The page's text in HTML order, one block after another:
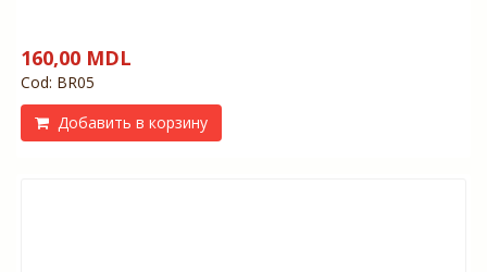
160,00 MDL
Cod: BR05
Добавить в корзину